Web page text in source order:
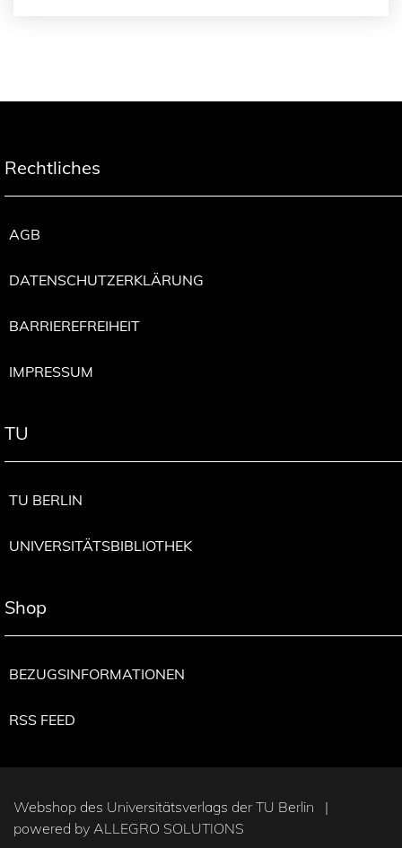
Rechtliches
AGB
DATENSCHUTZERKLÄRUNG
BARRIEREFREIHEIT
IMPRESSUM
TU
TU BERLIN
UNIVERSITÄTSBIBLIOTHEK
Shop
BEZUGSINFORMATIONEN
RSS FEED
Webshop des Universitätsverlags der TU Berlin |
powered by ALLEGRO SOLUTIONS